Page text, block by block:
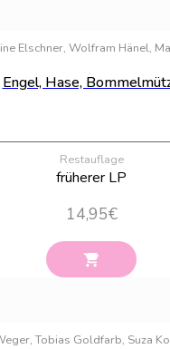
Engel, Hase,
Restauflage
früherer LP
14,95€